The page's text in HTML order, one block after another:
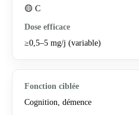
🟡 C
≥0,5–5 mg/j (variable)
Cognition, démence